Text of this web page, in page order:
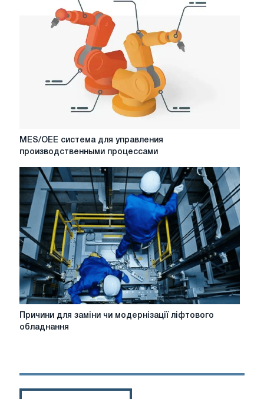
ресторанов
MES/OEE
управления
производственными
процессами
MES/OEE система для управления
производственными процессами
Причини
для
ліфтового
Причини для заміни чи модернізації ліфтового
обладнання